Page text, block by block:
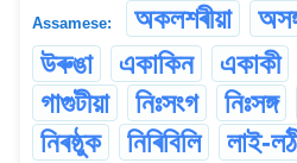
Assamese: অকলশৰীয়া
উৰুঙা একাকিন একাকী
গাগুটীয়া
নিঃসংগ নিঃসঙ্গ
নিৰষ্ঠুক
নিৰিবিলি লাই-